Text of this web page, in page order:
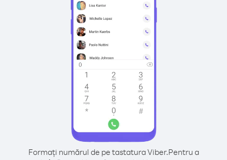
Formați numărul de pe tastatura Viber.Pentru a